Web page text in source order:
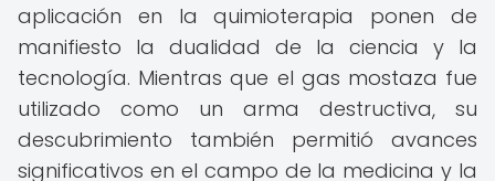
aplicación en la quimioterapia ponen de
manifiesto la dualidad de la ciencia y la
tecnología. Mientras que el gas mostaza fue
utilizado como un arma destructiva, su
descubrimiento también permitió avances
significativos en el campo de la medicina y la